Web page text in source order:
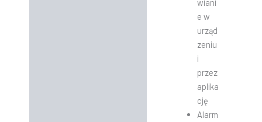
e w
urząd
zeniu
i
przez
aplika
cję
Alarm